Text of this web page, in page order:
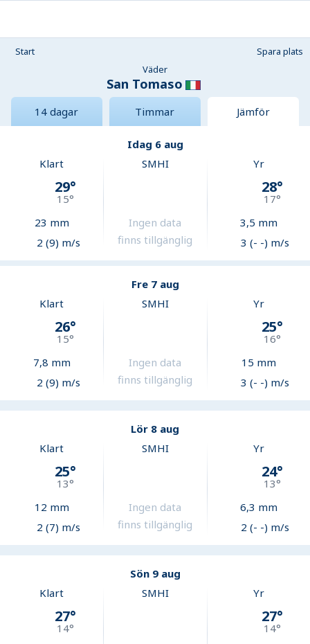
Start
Spara plats
Väder
San Tomaso
14 dagar Timmar Jämför
Idag 6 aug
Klart
29°
15°
23 mm
2 (9) m/s
SMHI
Ingen data
finns tillgänglig
Yr
28°
17°
3,5 mm
3 (- -) m/s
Fre 7 aug
Klart
26°
15°
7,8 mm
2 (9) m/s
SMHI
Ingen data
finns tillgänglig
Yr
25°
16°
15 mm
3 (- -) m/s
Lör 8 aug
Klart
25°
13°
12 mm
2 (7) m/s
SMHI
Ingen data
finns tillgänglig
Yr
24°
13°
6,3 mm
2 (- -) m/s
Sön 9 aug
Klart
27°
14°
SMHI Yr
27°
14°